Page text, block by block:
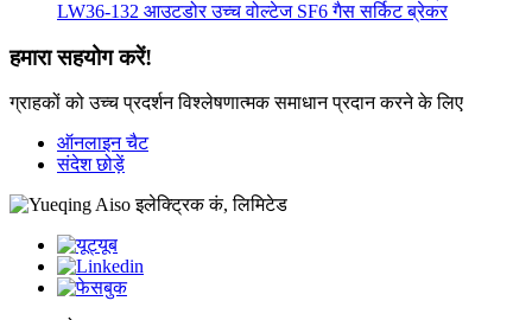
LW36-132 आउटडोर उच्च वोल्टेज SF6 गैस सर्किट ब्रेकर
हमारा सहयोग करें!
ग्राहकों को उच्च प्रदर्शन विश्लेषणात्मक समाधान प्रदान करने के लिए
ऑनलाइन चैट
संदेश छोड़ें